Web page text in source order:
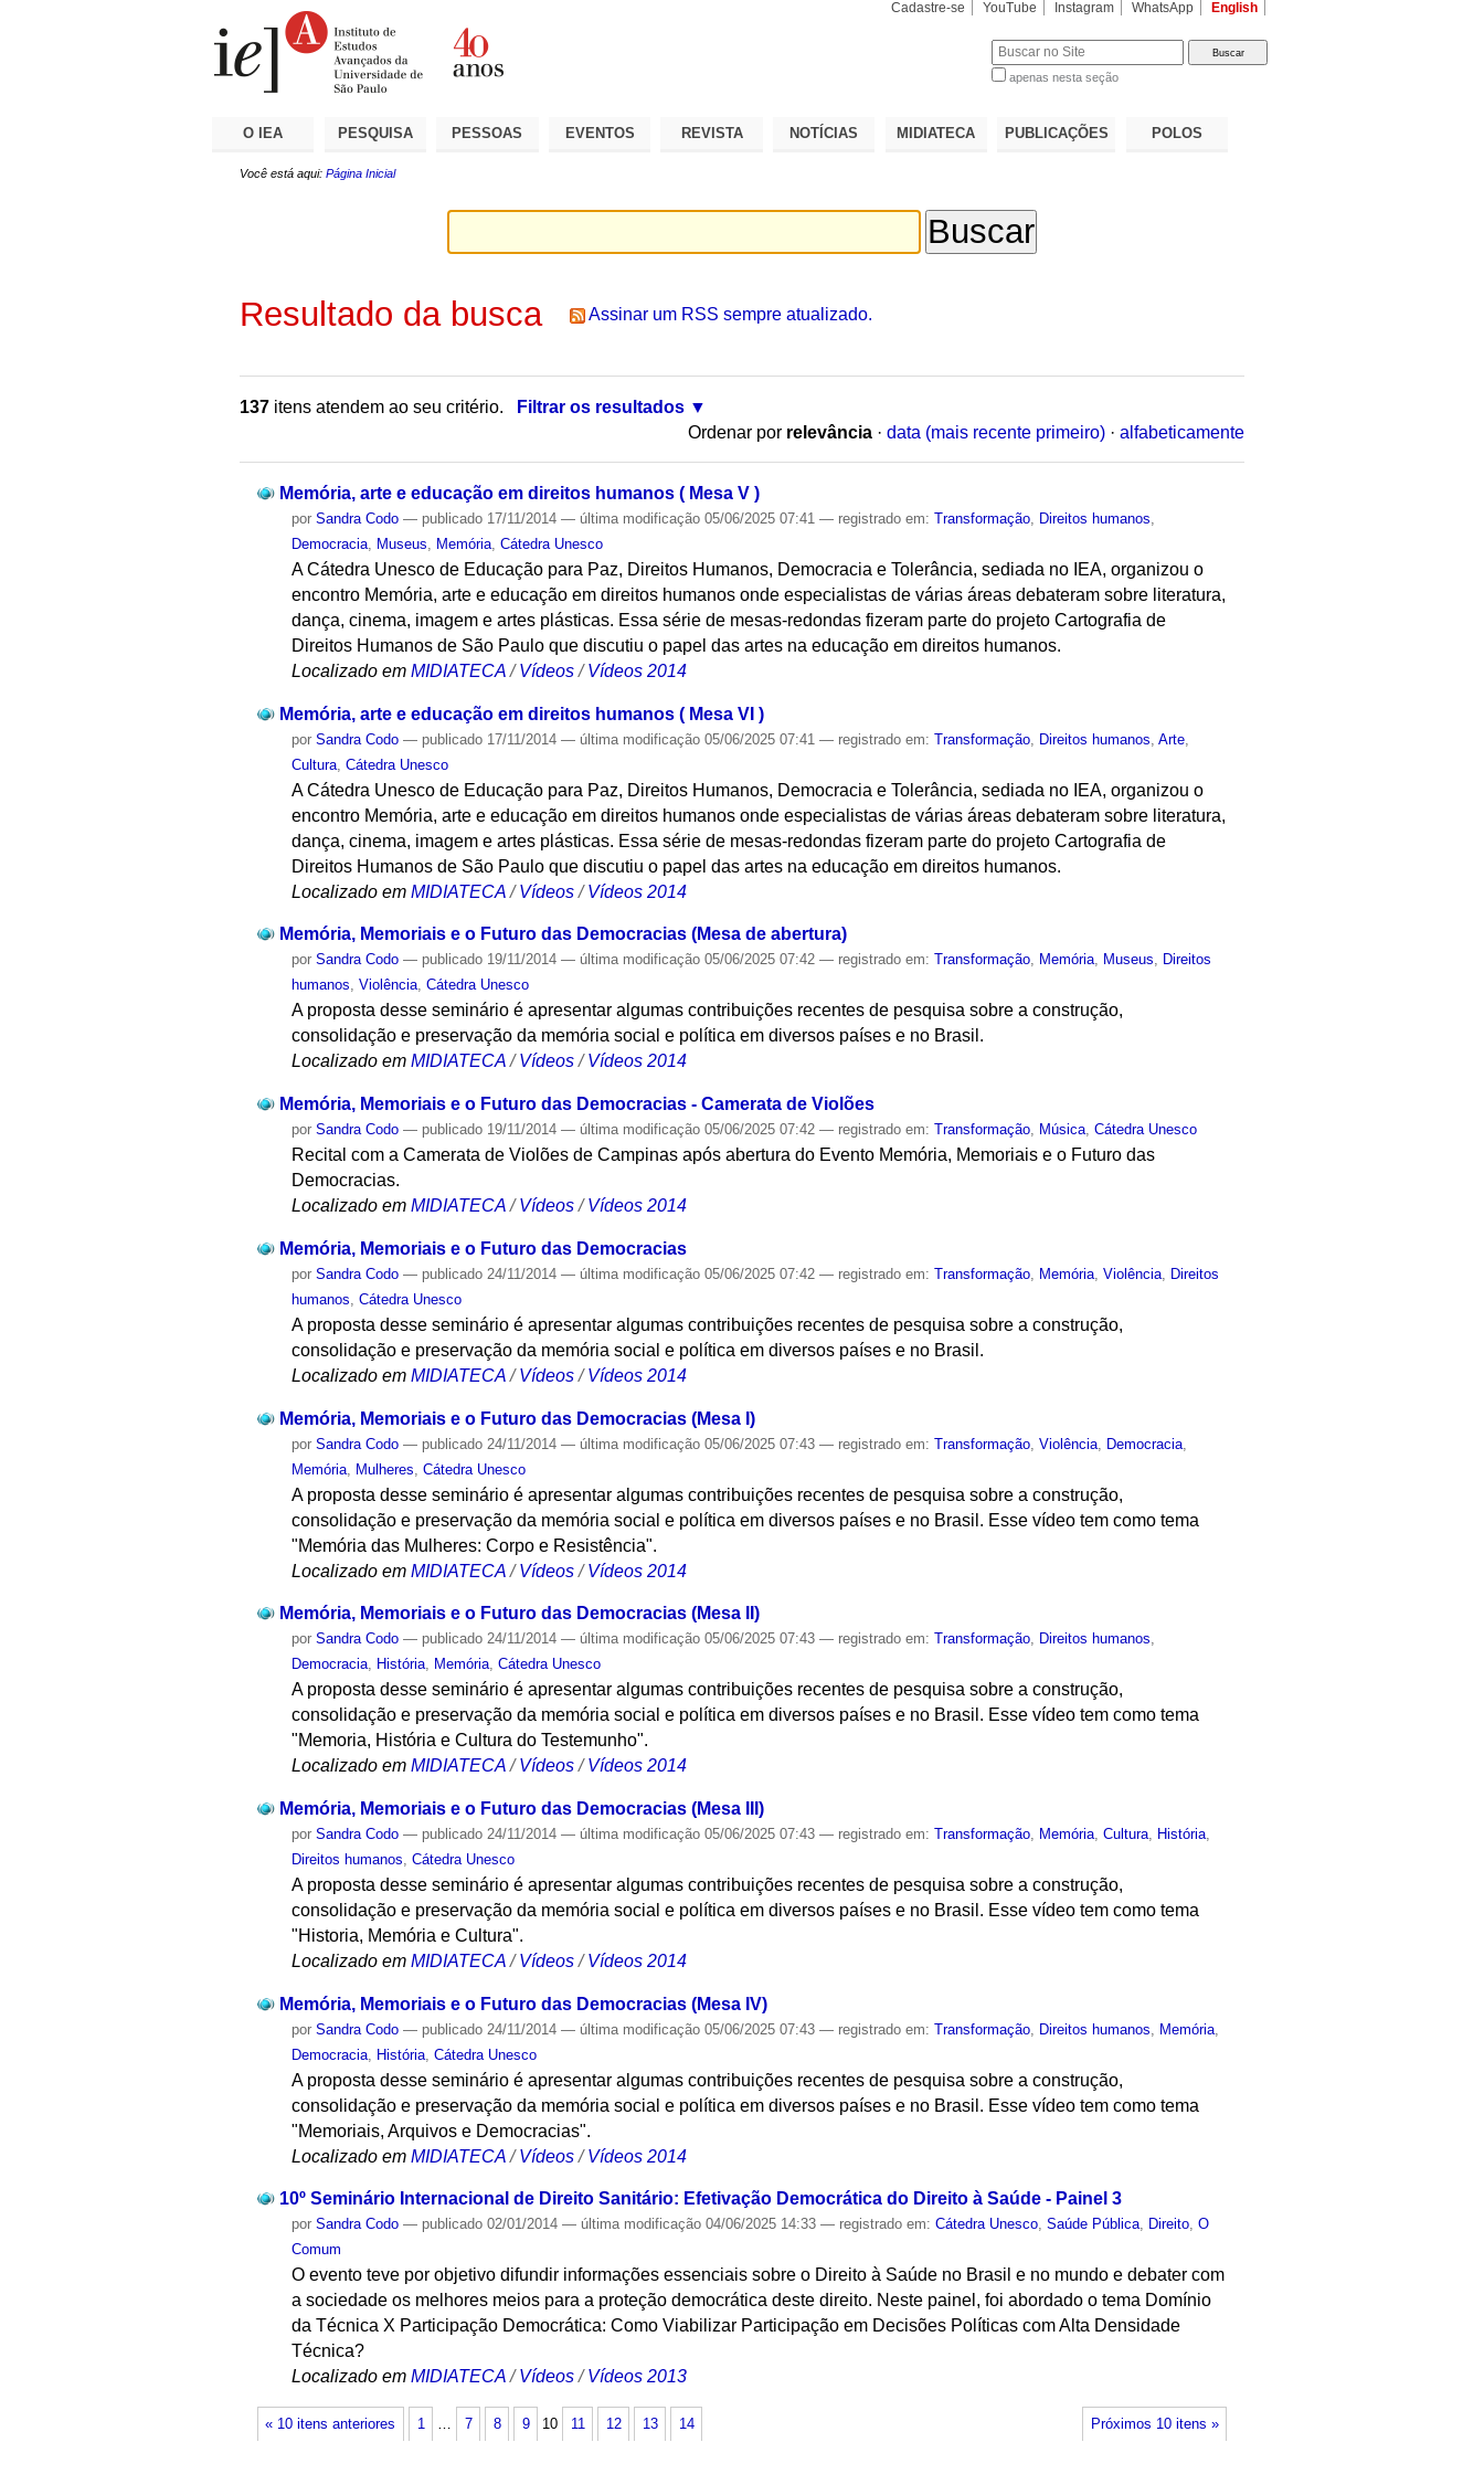
Cadastre-se YouTube Instagram WhatsApp English
apenas nesta seção
O IEA PESQUISA PESSOAS EVENTOS REVISTA NOTÍCIAS MIDIATECA PUBLICAÇÕES POLOS
Você está aqui: Página Inicial
Resultado da busca Assinar um RSS sempre atualizado.
137 itens atendem ao seu critério.
Filtrar os resultados
Ordenar por relevância · data (mais recente primeiro) · alfabeticamente
Memória, arte e educação em direitos humanos ( Mesa V )
porSandra Codo — publicado 17/11/2014— última modificação 05/06/2025 07:41— registrado em:Transformação Direitos humanos
Democracia
Museus Memória ,Cátedra Unesco
A Cátedra Unesco de Educação para Paz, Direitos Humanos, Democracia e Tolerância, sediada no IEA, organizou o
encontro Memória, arte e educação em direitos humanos onde especialistas de várias áreas debateram sobre literatura,
dança, cinema, imagem e artes plásticas. Essa série de mesas-redondas fizeram parte do projeto Cartografia de
Direitos Humanos de São Paulo que discutiu o papel das artes na educação em direitos humanos.
Localizado em MIDIATECA /Vídeos /Vídeos 2014
Memória, arte e educação em direitos humanos ( Mesa VI )
porSandra Codo — publicado 17/11/2014— última modificação 05/06/2025 07:41— registrado em:Transformação Direitos humanos ,Arte
Cultura ,Cátedra Unesco
A Cátedra Unesco de Educação para Paz, Direitos Humanos, Democracia e Tolerância, sediada no IEA, organizou o
encontro Memória, arte e educação em direitos humanos onde especialistas de várias áreas debateram sobre literatura,
dança, cinema, imagem e artes plásticas. Essa série de mesas-redondas fizeram parte do projeto Cartografia de
Direitos Humanos de São Paulo que discutiu o papel das artes na educação em direitos humanos.
Localizado em MIDIATECA /Vídeos /Vídeos 2014
Memória, Memoriais e o Futuro das Democracias (Mesa de abertura)
porSandra Codo — publicado 19/11/2014— última modificação 05/06/2025 07:42— registrado em:Transformação, Memória, Museus, Direitos
humanos,Violência,Cátedra Unesco
A proposta desse seminário é apresentar algumas contribuições recentes de pesquisa sobre a construção,
consolidação e preservação da memória social e política em diversos países e no Brasil.
Localizado em MIDIATECA /Vídeos /Vídeos 2014
Memória, Memoriais e o Futuro das Democracias - Camerata de Violões
porSandra Codo — publicado 19/11/2014— última modificação 05/06/2025 07:42— registrado em:Transformação, Música,Cátedra Unesco
Recital com a Camerata de Violões de Campinas após abertura do Evento Memória, Memoriais e o Futuro das
Democracias.
Localizado em MIDIATECA /Vídeos /Vídeos 2014
Memória, Memoriais e o Futuro das Democracias
porSandra Codo — publicado 24/11/2014— última modificação 05/06/2025 07:42— registrado em:Transformação Memória ,Violência
Direitos
humanos ,Cátedra Unesco
A proposta desse seminário é apresentar algumas contribuições recentes de pesquisa sobre a construção,
consolidação e preservação da memória social e política em diversos países e no Brasil.
Localizado em MIDIATECA /Vídeos /Vídeos 2014
Memória, Memoriais e o Futuro das Democracias (Mesa I)
porSandra Codo — publicado 24/11/2014— última modificação 05/06/2025 07:43— registrado em:Transformação ,Violência Democracia
Memória Mulheres ,Cátedra Unesco
A proposta desse seminário é apresentar algumas contribuições recentes de pesquisa sobre a construção,
consolidação e preservação da memória social e política em diversos países e no Brasil. Esse vídeo tem como tema
"Memória das Mulheres: Corpo e Resistência".
Localizado em MIDIATECA /Vídeos /Vídeos 2014
Memória, Memoriais e o Futuro das Democracias (Mesa II)
porSandra Codo — publicado 24/11/2014— última modificação 05/06/2025 07:43— registrado em:Transformação, Direitos humanos,
Democracia, História, Memória,Cátedra Unesco
A proposta desse seminário é apresentar algumas contribuições recentes de pesquisa sobre a construção,
consolidação e preservação da memória social e política em diversos países e no Brasil. Esse vídeo tem como tema
"Memoria, História e Cultura do Testemunho".
Localizado em MIDIATECA /Vídeos /Vídeos 2014
Memória, Memoriais e o Futuro das Democracias (Mesa III)
porSandra Codo — publicado 24/11/2014— última modificação 05/06/2025 07:43— registrado em:Transformação Memória ,Cultura História
Direitos humanos ,Cátedra Unesco
A proposta desse seminário é apresentar algumas contribuições recentes de pesquisa sobre a construção,
consolidação e preservação da memória social e política em diversos países e no Brasil. Esse vídeo tem como tema
"Historia, Memória e Cultura".
Localizado em MIDIATECA /Vídeos /Vídeos 2014
Memória, Memoriais e o Futuro das Democracias (Mesa IV)
porSandra Codo — publicado 24/11/2014— última modificação 05/06/2025 07:43— registrado em:Transformação Direitos humanos Memória
Democracia História ,Cátedra Unesco
A proposta desse seminário é apresentar algumas contribuições recentes de pesquisa sobre a construção,
consolidação e preservação da memória social e política em diversos países e no Brasil. Esse vídeo tem como tema
"Memoriais, Arquivos e Democracias".
Localizado em MIDIATECA /Vídeos /Vídeos 2014
10º Seminário Internacional de Direito Sanitário: Efetivação Democrática do Direito à Saúde - Painel 3
porSandra Codo — publicado 02/01/2014— última modificação 04/06/2025 14:33— registrado em:Cátedra Unesco,Saúde Pública, Direito,O
Comum
O evento teve por objetivo difundir informações essenciais sobre o Direito à Saúde no Brasil e no mundo e debater com
a sociedade os melhores meios para a proteção democrática deste direito. Neste painel, foi abordado o tema Domínio
da Técnica X Participação Democrática: Como Viabilizar Participação em Decisões Políticas com Alta Densidade
Técnica?
Localizado em MIDIATECA /Vídeos /Vídeos 2013
« 10 itens anteriores Próximos 10 itens »
1 7 8 9 10 11 12 13 14